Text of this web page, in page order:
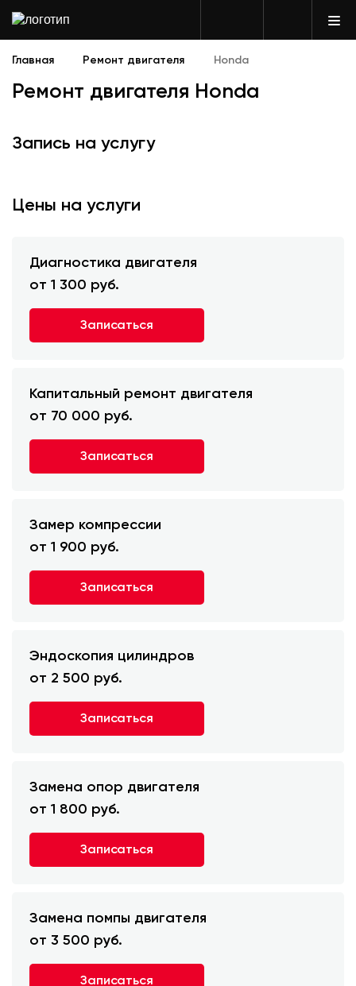
Главная Ремонт двигателя Honda
Ремонт двигателя Honda
Запись на услугу
Цены на услуги
Диагностика двигателя
от 1 300 руб.
Записаться
Капитальный ремонт двигателя
от 70 000 руб.
Записаться
Замер компрессии
от 1 900 руб.
Записаться
Эндоскопия цилиндров
от 2 500 руб.
Записаться
Замена опор двигателя
от 1 800 руб.
Записаться
Замена помпы двигателя
от 3 500 руб.
Записаться